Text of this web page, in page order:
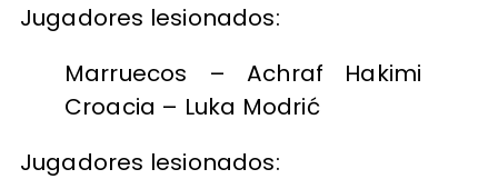
Jugadores lesionados:
Marruecos – Achraf Hakimi
Croacia – Luka Modrić
Jugadores lesionados: